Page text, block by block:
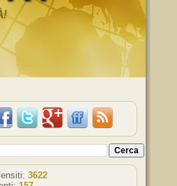
3622